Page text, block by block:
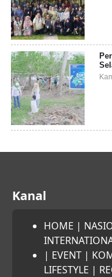
Kanal
HOME |
| EVENT |
LIFESTYLE |